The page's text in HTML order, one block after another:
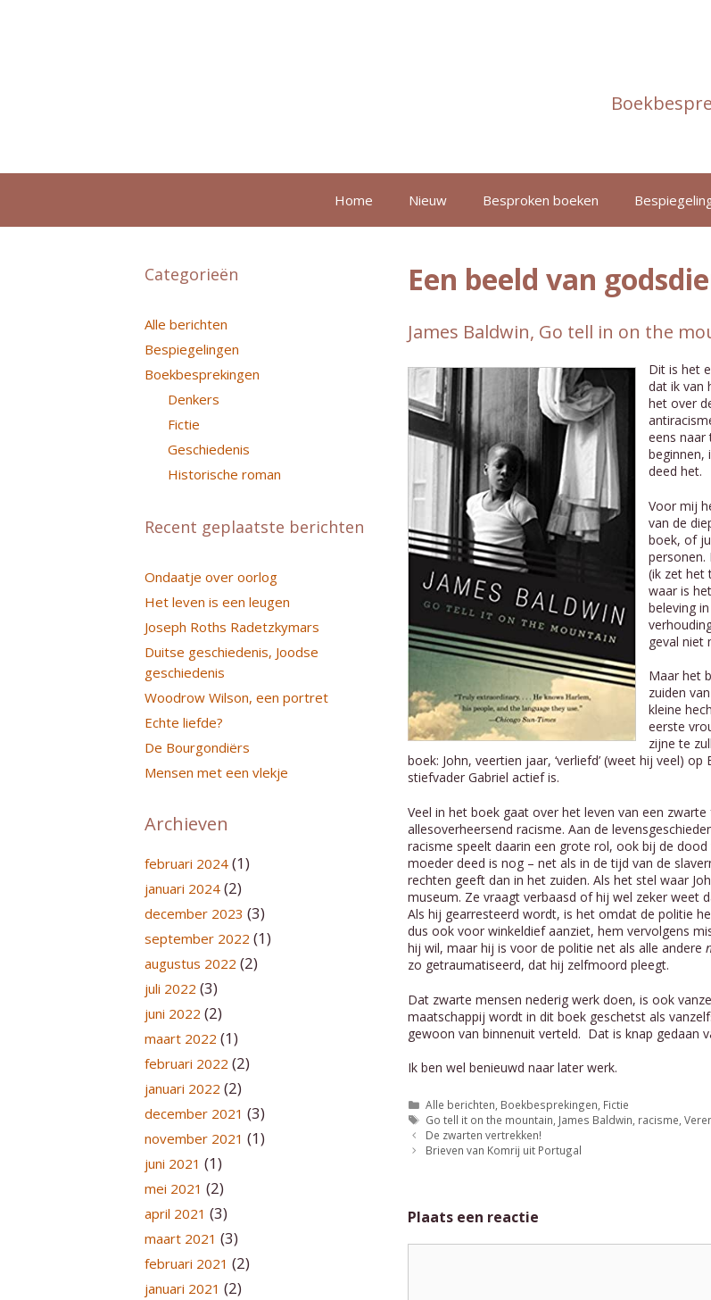
Home Nieuw Besproken boeken
Een beeld van
James Baldwin, Go tell in on the
Dit is het
dat ik van
het over
eens naar
beginnen,
deed het.
Voor mij
van de
boek, of
personen.
(ik zet het
waar is
beleving
geval niet
Maar het
zuiden
kleine
eerste
zijne te
boek: John, veertien jaar, ‘verliefd’ (weet hij veel)
stiefvader Gabriel actief is.
Veel in het boek gaat over het leven van een
allesoverheersend racisme. Aan de
racisme speelt daarin een grote rol, ook bij de dood
moeder deed is nog – net als in de tijd van de
rechten geeft dan in het zuiden. Als het stel waar
museum. Ze vraagt verbaasd of hij wel zeker weet
Als hij gearresteerd wordt, is het omdat de politie
dus ook voor winkeldief aanziet, hem vervolgens
hij wil, maar hij is voor de politie net als alle andere
zo getraumatiseerd, dat hij zelfmoord pleegt.
Dat zwarte mensen nederig werk doen, is ook
maatschappij wordt in dit boek geschetst als
gewoon van binnenuit verteld. Dat is knap gedaan
Ik ben wel benieuwd naar later werk.
Categorieën
Alle berichten Boekbesprekingen Fictie
Tags
Go tell it on the mountain James Baldwin racisme ,
De zwarten vertrekken!
Brieven van Komrij uit Portugal
Plaats een reactie
Categorieën
Alle berichten
Bespiegelingen
Boekbesprekingen
Denkers
Fictie
Geschiedenis
Historische roman
Recent geplaatste berichten
Ondaatje over oorlog
Het leven is een leugen
Joseph Roths Radetzkymars
Duitse geschiedenis, Joodse
geschiedenis
Woodrow Wilson, een portret
Echte liefde?
De Bourgondiërs
Mensen met een vlekje
Archieven
februari 2024 (1)
januari 2024 (2)
december 2023 (3)
september 2022 (1)
augustus 2022 (2)
juli 2022 (3)
juni 2022 (2)
maart 2022 (1)
februari 2022 (2)
januari 2022 (2)
december 2021 (3)
november 2021 (1)
juni 2021 (1)
mei 2021 (2)
april 2021 (3)
maart 2021 (3)
februari 2021 (2)
januari 2021 (2)